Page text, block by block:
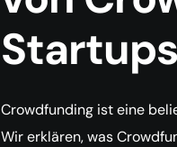
Startups
Crowdfunding ist eine
Wir erklären, was